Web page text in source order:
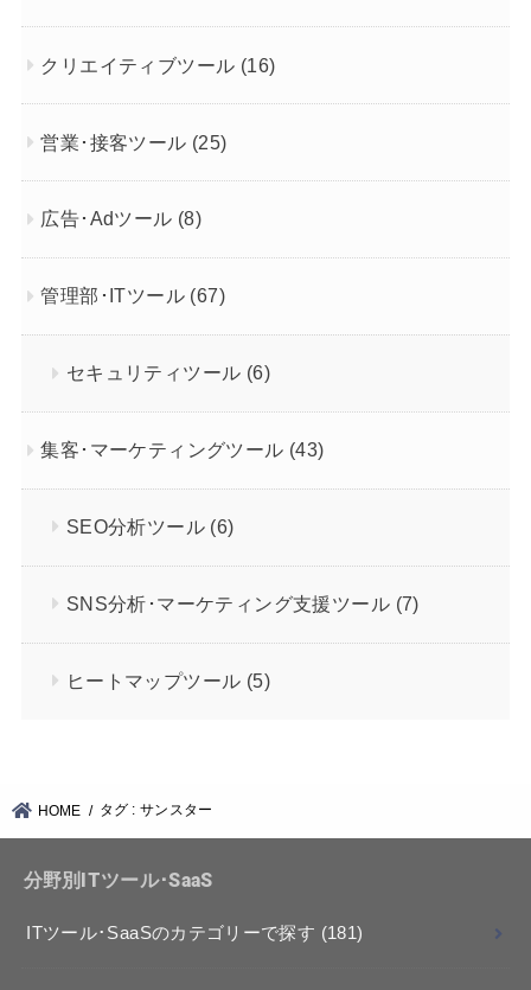
クリエイティブツール (16)
営業･接客ツール (25)
広告･Adツール (8)
管理部･ITツール (67)
セキュリティツール (6)
集客･マーケティングツール (43)
SEO分析ツール (6)
SNS分析･マーケティング支援ツール (7)
ヒートマップツール (5)
HOME タグ : サンスター
分野別ITツール･SaaS
ITツール･SaaSのカテゴリーで探す (181)